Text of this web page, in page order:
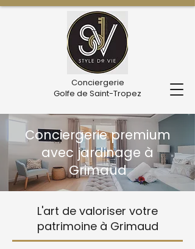
Conciergerie
Golfe de Saint-Tropez
Conciergerie premium
avec jardinage à
Grimaud
L'art de valoriser votre
patrimoine à Grimaud